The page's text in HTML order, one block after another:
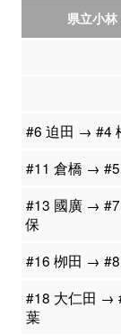
県立小林
#6 迫田 → #4
#11 倉橋 →
#13 國廣 → #7
保
#16 栁田 → #8
#18 大仁田 →
葉